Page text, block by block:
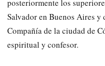
posteriormente los
Salvador en Buenos Aires y
Compañía de la ciudad de
espiritual y confesor.